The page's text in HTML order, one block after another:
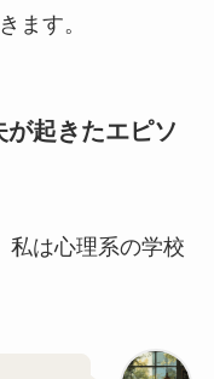
ます。
起きたエピソ
私は心理系の学校